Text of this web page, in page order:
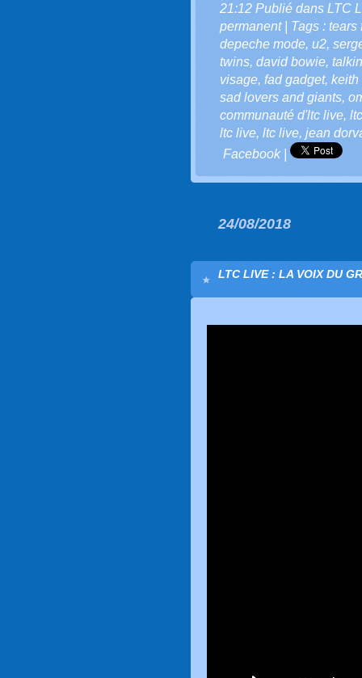
21:12 Publié dans LTC
permanent| Tags : tears
depeche mode, u2,
twins, david bowie,
visage, fad gadget, keith
sad lovers and giants,
communauté d'ltc live,
ltc live, ltc live, jean
Facebook|
24/08/2018
LTC LIVE : LA VOIX DU